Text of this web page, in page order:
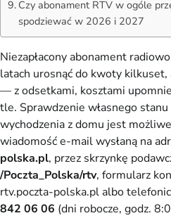
Czy abonament RTV w ogóle
spodziewać w 2026 i 2027
Niezapłacony abonament
latach urosnąć do kwoty
— z odsetkami, kosztami
tle. Sprawdzenie własnego
wychodzenia z domu jest
wiadomość e-mail wysłaną na
polska.pl, przez skrzynkę
/Poczta_Polska/rtv, formularz
rtv.poczta-polska.pl albo
842 06 06 (dni robocze, godz.